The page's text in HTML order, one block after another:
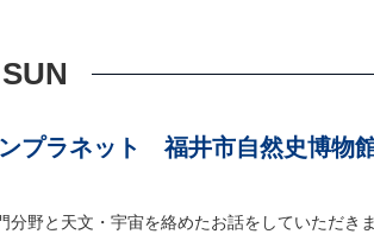
プラネット 福井市自然史博物
分野と天文・宇宙を絡めたお話をしていただき